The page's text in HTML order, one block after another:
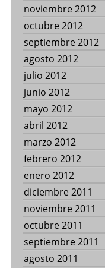
noviembre 2012
octubre 2012
septiembre 2012
agosto 2012
julio 2012
junio 2012
mayo 2012
abril 2012
marzo 2012
febrero 2012
enero 2012
diciembre 2011
noviembre 2011
octubre 2011
septiembre 2011
agosto 2011